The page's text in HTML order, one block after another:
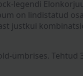
legendi
on lindistatud
justkui
ümbrises. Tehtud